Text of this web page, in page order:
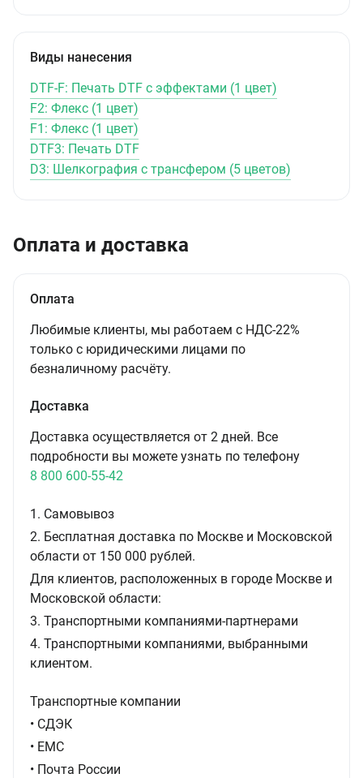
Виды нанесения
DTF-F: Печать DTF с эффектами (1 цвет)
F2: Флекс (1 цвет)
F1: Флекс (1 цвет)
DTF3: Печать DTF
D3: Шелкография с трансфером (5 цветов)
Оплата и доставка
Оплата
Любимые клиенты, мы работаем с НДС-22%
только с юридическими лицами по
безналичному расчёту.
Доставка
Доставка осуществляется от 2 дней. Все
подробности вы можете узнать по телефону
8 800 600-55-42
1. Самовывоз
2. Бесплатная доставка по Москве и Московской
области от 150 000 рублей.
Для клиентов, расположенных в городе Москве и
Московской области:
3. Транспортными компаниями-партнерами
4. Транспортными компаниями, выбранными
клиентом.
Транспортные компании
• СДЭК
• ЕМС
• Почта России